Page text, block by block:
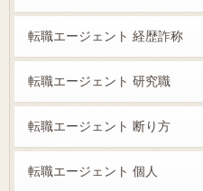
転職エージェント 経歴詐称
転職エージェント 研究職
転職エージェント 断り方
転職エージェント 個人